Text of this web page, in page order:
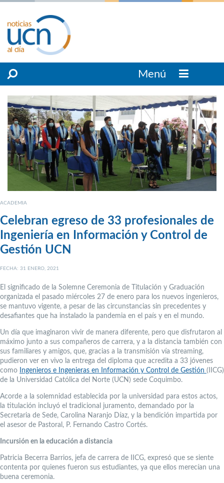
Menú
ACADEMIA
Celebran egreso de 33 profesionales de
Ingeniería en Información y Control de
Gestión UCN
FECHA: 31 ENERO, 2021
El significado de la Solemne Ceremonia de Titulación y Graduación
organizada el pasado miércoles 27 de enero para los nuevos ingenieros,
se mantuvo vigente, a pesar de las circunstancias sin precedentes y
desafiantes que ha instalado la pandemia en el país y en el mundo.
Un día que imaginaron vivir de manera diferente, pero que disfrutaron al
máximo junto a sus compañeros de carrera, y a la distancia también con
sus familiares y amigos, que, gracias a la transmisión vía streaming,
pudieron ver en vivo la entrega del diploma que acredita a 33 jóvenes
como
Ingenieros e Ingenieras en Información y Control de Gestión (IICG)
de la Universidad Católica del Norte (UCN) sede Coquimbo.
Acorde a la solemnidad establecida por la universidad para estos actos,
la titulación incluyó el tradicional juramento, demandado por la
Secretaria de Sede, Carolina Naranjo Díaz, y la bendición impartida por
el asesor de Pastoral, P. Fernando Castro Cortés.
Incursión en la educación a distancia
Patricia Becerra Barrios, jefa de carrera de IICG, expresó que se siente
contenta por quienes fueron sus estudiantes, ya que ellos merecían una
buena ceremonia.